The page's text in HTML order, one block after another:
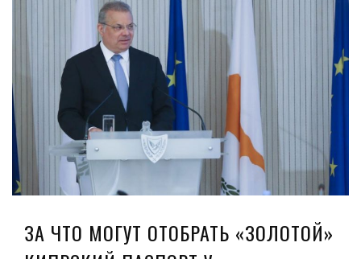
ЗА ЧТО МОГУТ ОТОБРАТЬ «ЗОЛОТОЙ»